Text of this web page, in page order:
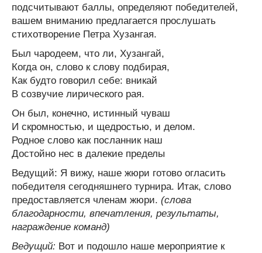
подсчитывают баллы, определяют победителей,
вашем вниманию предлагается прослушать
стихотворение Петра Хузангая.
Был чародеем, что ли, Хузангай,
Когда он, слово к слову подбирая,
Как будто говорил себе: вникай
В созвучие лирического рая.
Он был, конечно, истинный чуваш
И скромностью, и щедростью, и делом.
Родное слово как посланник наш
Достойно нес в далекие пределы
Ведущий: Я вижу, наше жюри готово огласить
победителя сегодняшнего турнира. Итак, слово
предоставляется членам жюри. (слова
благодарности, впечатления, результаты,
награждение команд)
Ведущий: Вот и подошло наше мероприятие к